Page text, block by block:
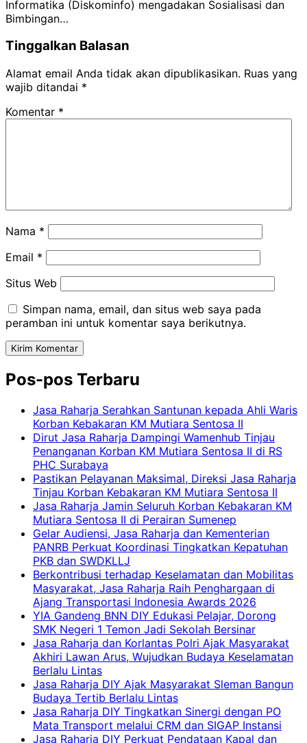
Informatika (Diskominfo) mengadakan Sosialisasi dan
Bimbingan…
Tinggalkan Balasan
Alamat email Anda tidak akan dipublikasikan. Ruas yang
wajib ditandai *
Komentar *
Nama *
Email *
Situs Web
Simpan nama, email, dan situs web saya pada
peramban ini untuk komentar saya berikutnya.
Pos-pos Terbaru
Jasa Raharja Serahkan Santunan kepada Ahli Waris
Korban Kebakaran KM Mutiara Sentosa II
Dirut Jasa Raharja Dampingi Wamenhub Tinjau
Penanganan Korban KM Mutiara Sentosa II di RS
PHC Surabaya
Pastikan Pelayanan Maksimal, Direksi Jasa Raharja
Tinjau Korban Kebakaran KM Mutiara Sentosa II
Jasa Raharja Jamin Seluruh Korban Kebakaran KM
Mutiara Sentosa II di Perairan Sumenep
Gelar Audiensi, Jasa Raharja dan Kementerian
PANRB Perkuat Koordinasi Tingkatkan Kepatuhan
PKB dan SWDKLLJ
Berkontribusi terhadap Keselamatan dan Mobilitas
Masyarakat, Jasa Raharja Raih Penghargaan di
Ajang Transportasi Indonesia Awards 2026
YIA Gandeng BNN DIY Edukasi Pelajar, Dorong
SMK Negeri 1 Temon Jadi Sekolah Bersinar
Jasa Raharja dan Korlantas Polri Ajak Masyarakat
Akhiri Lawan Arus, Wujudkan Budaya Keselamatan
Berlalu Lintas
Jasa Raharja DIY Ajak Masyarakat Sleman Bangun
Budaya Tertib Berlalu Lintas
Jasa Raharja DIY Tingkatkan Sinergi dengan PO
Mata Transport melalui CRM dan SIGAP Instansi
Jasa Raharja DIY Perkuat Pendataan Kapal dan